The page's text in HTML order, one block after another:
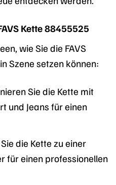
Kette 88455525
wie Sie die FAVS
Szene setzen können:
Sie die Kette mit
und Jeans für einen
die Kette zu einer
für einen professionellen